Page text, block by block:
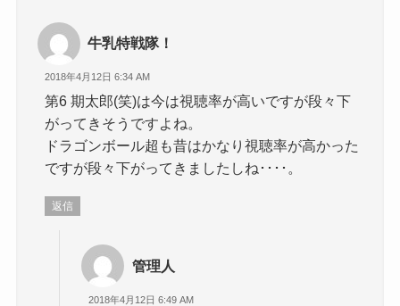
牛乳特戦隊！
2018年4月12日 6:34 AM
第6 期太郎(笑)は今は視聴率が高いですが段々下
がってきそうですよね。
ドラゴンボール超も昔はかなり視聴率が高かった
ですが段々下がってきましたしね････。
返信
管理人
2018年4月12日 6:49 AM